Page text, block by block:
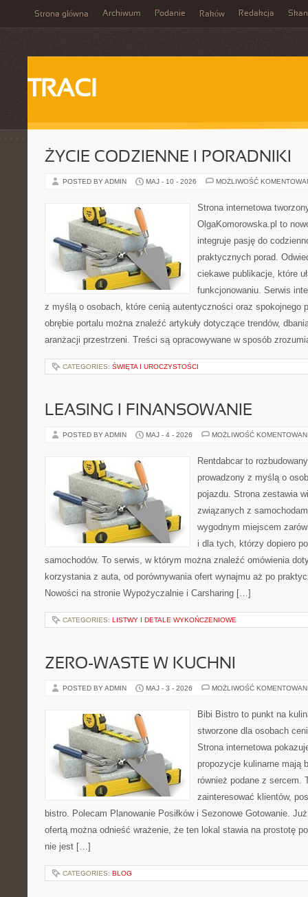
Strona główna Archiwum Podanie Raków Redakcja
TRACI
ŻYCIE CODZIENNE I PORADNIKI
POSTED BY ADMIN MAJ - 10 - 2026 MOŻLIWOŚĆ
Strona internetowa
OlgaKomorowska.pl to
integruje pasję do
praktycznych porad.
ciekawe publikacje, które
funkcjonowaniu. Serwis
z myślą o osobach, które cenią autentyczności oraz spokojnego
obrębie portalu można znaleźć artykuły dotyczące trendów,
aranżacji przestrzeni. Treści są opracowywane w sposób
CATEGORIES: ŚWIĘTA I UROCZYSTOŚCI
LEASING I FINANSOWANIE
POSTED BY ADMIN MAJ - 4 - 2026 MOŻLIWOŚĆ
Rentdabcar to
prowadzony z myślą o
pojazdu. Strona zestawia
związanych z
wygodnym miejscem
i dla tych, którzy dopiero
samochodów. To serwis, w którym można znaleźć omówienia
korzystania z auta, od porównywania ofert wynajmu aż po
Nowości na stronie Wypożyczalnie i Carsharing […]
CATEGORIES: LISTWY I DETALE WYKOŃCZENIOWE
ZERO-WASTE W KUCHNI
POSTED BY ADMIN MAJ - 3 - 2026 MOŻLIWOŚĆ
Bibi Bistro to punkt na
stworzone dla osobach
Strona internetowa
propozycje kulinarne mają
również podane z sercem.
zainteresować klientów,
bistro. Polecam Planowanie Posiłków i Sezonowe Gotowanie.
ofertą można odnieść wrażenie, że ten lokal stawia na prostotę
nie jest […]
CATEGORIES: BLOG